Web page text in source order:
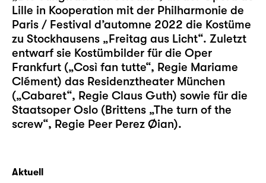
Lille in Kooperation mit der Philharmonie de
Paris / Festival d’automne 2022 die Kostüme
zu Stockhausens „Freitag aus Licht“. Zuletzt
entwarf sie Kostümbilder für die Oper
Frankfurt („Così fan tutte“, Regie Mariame
Clément) das Residenztheater München
(„Cabaret“, Regie Claus Guth) sowie für die
Staatsoper Oslo (Brittens „The turn of the
screw“, Regie Peer Perez Øian).
Aktuell